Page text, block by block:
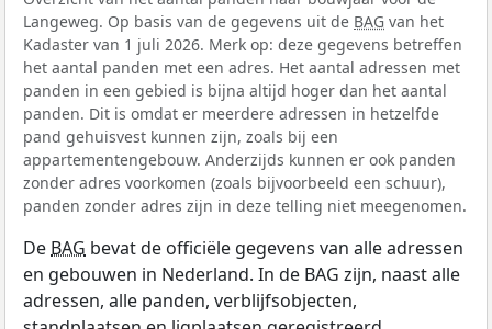
Langeweg. Op basis van de gegevens uit de BAG van het
Kadaster van 1 juli 2026. Merk op: deze gegevens betreffen
het aantal panden met een adres. Het aantal adressen met
panden in een gebied is bijna altijd hoger dan het aantal
panden. Dit is omdat er meerdere adressen in hetzelfde
pand gehuisvest kunnen zijn, zoals bij een
appartementengebouw. Anderzijds kunnen er ook panden
zonder adres voorkomen (zoals bijvoorbeeld een schuur),
panden zonder adres zijn in deze telling niet meegenomen.
De BAG bevat de officiële gegevens van alle adressen
en gebouwen in Nederland. In de BAG zijn, naast alle
adressen, alle panden, verblijfsobjecten,